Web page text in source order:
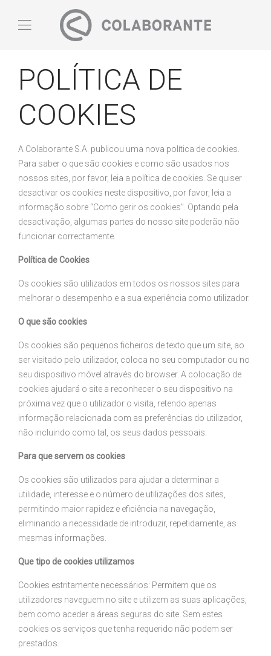
POLÍTICA DE
COOKIES
A Colaborante S.A. publicou uma nova política de cookies.
Para saber o que são cookies e como são usados nos
nossos sites, por favor, leia a política de cookies. Se quiser
desactivar os cookies neste dispositivo, por favor, leia a
informação sobre “Como gerir os cookies”. Optando pela
desactivação, algumas partes do nosso site poderão não
funcionar correctamente.
Política de Cookies
Os cookies são utilizados em todos os nossos sites para
melhorar o desempenho e a sua experiência como utilizador.
O que são cookies
Os cookies são pequenos ficheiros de texto que um site, ao
ser visitado pelo utilizador, coloca no seu computador ou no
seu dispositivo móvel através do browser. A colocação de
cookies ajudará o site a reconhecer o seu dispositivo na
próxima vez que o utilizador o visita, retendo apenas
informação relacionada com as preferências do utilizador,
não incluindo como tal, os seus dados pessoais.
Para que servem os cookies
Os cookies são utilizados para ajudar a determinar a
utilidade, interesse e o número de utilizações dos sites,
permitindo maior rapidez e eficiência na navegação,
eliminando a necessidade de introduzir, repetidamente, as
mesmas informações.
Que tipo de cookies utilizamos
Cookies estritamente necessários: Permitem que os
utilizadores naveguem no site e utilizem as suas aplicações,
bem como aceder a áreas seguras do site. Sem estes
cookies os serviços que tenha requerido não podem ser
prestados.